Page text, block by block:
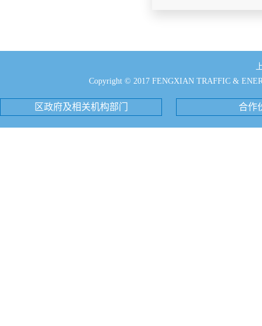
Copyright © 2017 FENGXIAN TRAFFIC &
区政府及相关机构部门 合作